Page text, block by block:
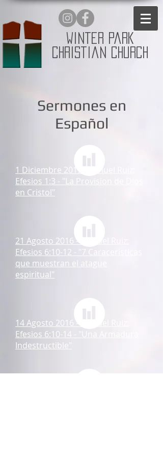
Winter Park
Christian Church
Sermones en
Español
1 Diciembre 2019- Samuel Ruiz:
Efesios 1:3 - "La Provision de Dios
en Cristol"
21 Agosto 2016 - Samuel Ruiz:
Efesios 6:10-12 - "7 Caraceristicas
que muestran el atague
espiritual"
14 Agosto 2016 - Samuel Ruiz:
Efesios 6:10-14 - "Una Armadura
Indestructible"